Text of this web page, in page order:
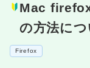
Mac
の方法につ
Firefox